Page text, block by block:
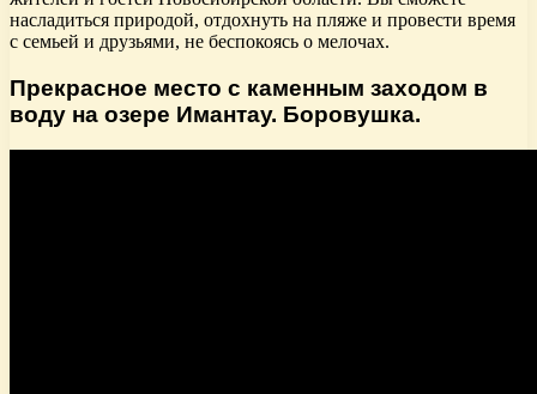
насладиться природой, отдохнуть на пляже и провести время
с семьей и друзьями, не беспокоясь о мелочах.
Прекрасное место с каменным заходом в
воду на озере Имантау. Боровушка.